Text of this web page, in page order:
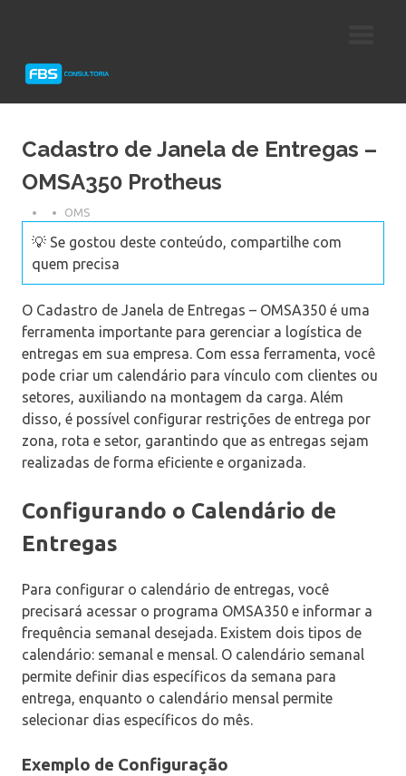
Protheus
Cadastro de Janela de Entregas –
OMSA350 Protheus
OMS
💡 Se gostou deste conteúdo, compartilhe com
quem precisa
O Cadastro de Janela de Entregas – OMSA350 é uma
ferramenta importante para gerenciar a logística de
entregas em sua empresa. Com essa ferramenta, você
pode criar um calendário para vínculo com clientes ou
setores, auxiliando na montagem da carga. Além
disso, é possível configurar restrições de entrega por
zona, rota e setor, garantindo que as entregas sejam
realizadas de forma eficiente e organizada.
Configurando o Calendário de
Entregas
Para configurar o calendário de entregas, você
precisará acessar o programa OMSA350 e informar a
frequência semanal desejada. Existem dois tipos de
calendário: semanal e mensal. O calendário semanal
permite definir dias específicos da semana para
entrega, enquanto o calendário mensal permite
selecionar dias específicos do mês.
Exemplo de Configuração